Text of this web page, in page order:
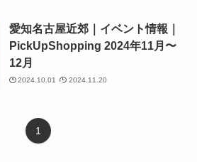
愛知名古屋近郊｜イベント情報｜
PickUpShopping 2024年11月〜
12月
2024.10.01 2024.11.20
1